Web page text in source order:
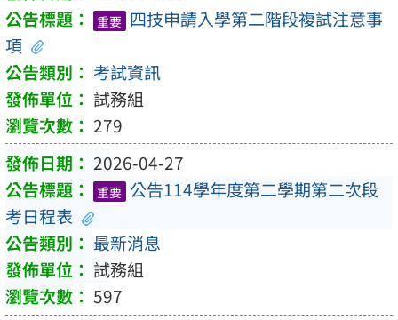
重要 四技申請入學第二階段複試注意事
項
考試資訊
試務組
279
2026-04-27
重要 公告114學年度第二學期第二次段
考日程表
最新消息
試務組
597